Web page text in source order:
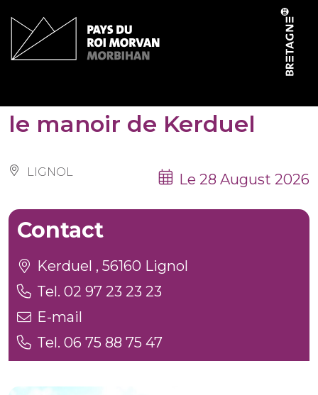
le manoir de Kerduel
LIGNOL Le 28 August 2026
Contact
Kerduel , 56160 Lignol
Tel. 02 97 23 23 23
E-mail
Tel. 06 75 88 75 47